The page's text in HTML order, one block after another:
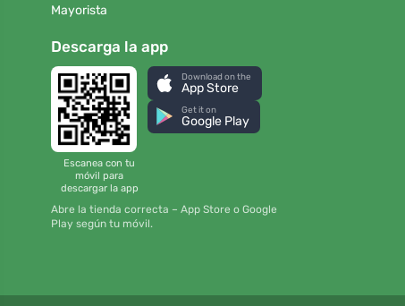
Mayorista
Descarga la app
Escanea con tu
móvil para
descargar la app
Download on the
App Store
Get it on
Google Play
Abre la tienda correcta – App Store o Google
Play según tu móvil.